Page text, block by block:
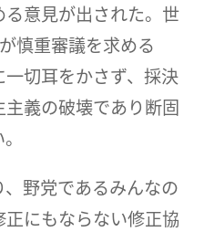
意見が出された。世
慎重審議を求める
切耳をかさず、採決
義の破壊であり断固
野党であるみんなの
にもならない修正協